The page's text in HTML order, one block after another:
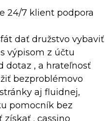
24/7 klient podpora
dať družstvo vybaviť
výpisom z účtu
dotaz , a hrateľnosť
bezproblémovo
aj fluidnej,
pomocník bez
. cassino